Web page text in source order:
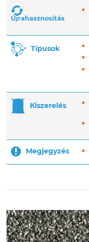
Újrahasznosítás
Típusok
Kiszerelés
Megjegyzés